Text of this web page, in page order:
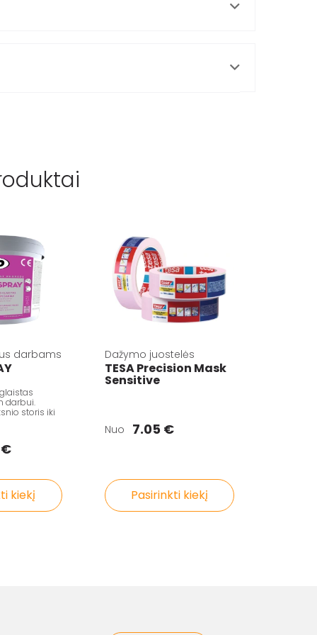
darbams
darbui.
storis iki
kiekį
Dažymo juostelės
TESA Precision Mask
Sensitive
Nuo 7.05 €
Pasirinkti kiekį